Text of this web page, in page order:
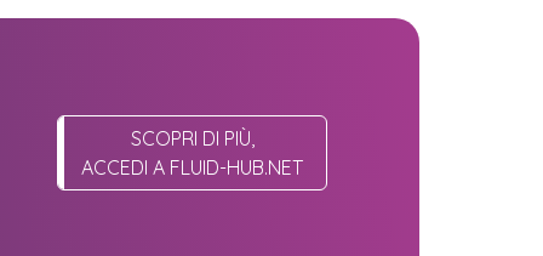
SCOPRI DI PIÙ,
ACCEDI A FLUID-HUB.NET